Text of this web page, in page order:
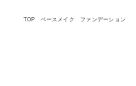
TOP ベースメイク ファンデーション